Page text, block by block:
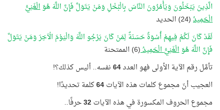
الَّذِينَ يَبْخَلُونَ وَيَأْمُرُونَ النَّاسَ بِالْبُخْلِ وَمَنْ يَتَوَلَّ فَإِنَّ اللَّهَ هُوَالْغَنِيُّ
الْحَمِيدُ(24) الحديد
لَقَدْ كَانَ لَكُمْ فِيهِمْ أُسْوَةٌ حَسَنَةٌ لِمَنْ كَانَ يَرْجُو اللَّهَ وَالْيَوْمَ الْآخِرَ وَمَنْ يَتَوَلَّ
فَإِنَّ اللَّهَ هُوَالْغَنِيُّ الْحَمِيدُ(6) الممتحنة
تأمَّل رقم الآية الأولى فهو العدد64نفسه.. أليس كذلك؟!
العجيب أنّ مجموع كلمات هذه الآيات64كلمة تحديدًا!
مجموع الحروف المكسورة في هذه الآيات32حرفًا..